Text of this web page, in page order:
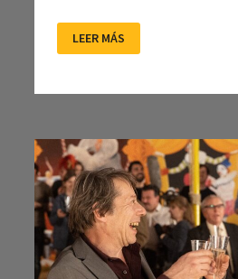
DE
SUERTE
EL
DESTINO
EN
GLORIA
Y
MAJESTAD
LEER MÁS